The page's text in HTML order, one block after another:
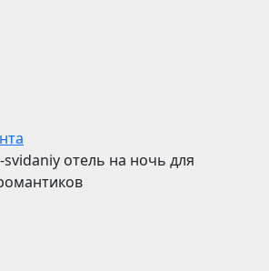
отель на ночь для